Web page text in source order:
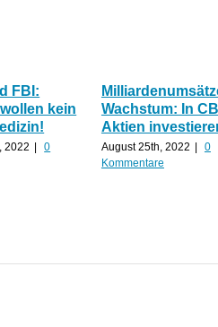
FBI:
kein
2022 |
0
Wachstum: In
Aktien
August 25th, 2022 |
0
Kommentare